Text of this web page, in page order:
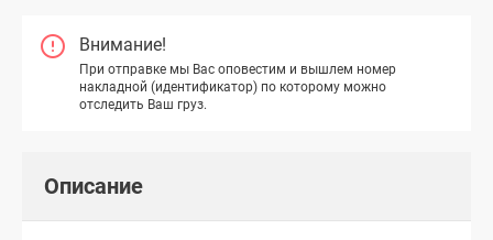
Внимание!
При отправке мы Вас оповестим и вышлем номер
накладной (идентификатор) по которому можно
отследить Ваш груз.
Описание